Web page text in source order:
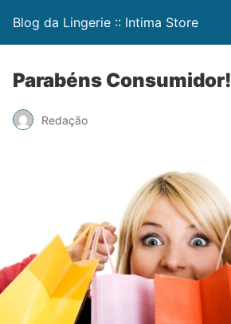
Blog da Lingerie :: Intima Store
Parabéns Consumidor!
Redação